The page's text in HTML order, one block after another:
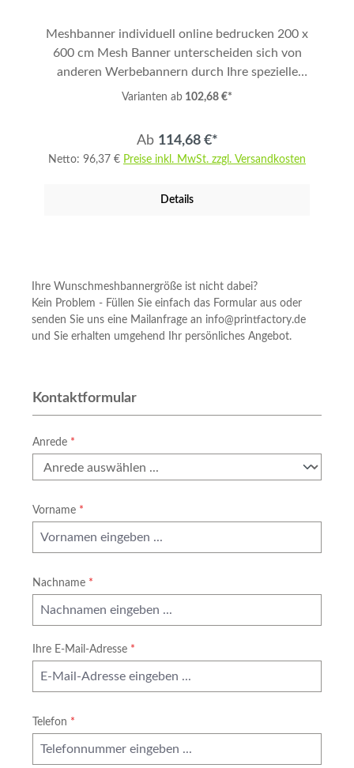
B1 Zertifizierung (schwer entflammbar) Preis
inkl. Basisdatencheck Mehrere Motive und
Banner = Staffelpreis Konfektionierung in den
Bestelloptionen wählbar Lieferzeit in den
Meshbanner individuell online bedrucken 200 x
600 cm Mesh Banner unterscheiden sich von
anderen Werbebannern durch Ihre spezielle
winddurchlässige Lochstruktur. Das heißt, ein
vermieden. So bleibt Ihre Werbebotschaft auch
bei Wind und Wetter gut sichtbar. Die
sind endlos. Im Außenbereich zum Beispiel als
den Innenbereich, auf Messen oder im Büro, da
wir Ihr Motiv mit geruchsneutralen Latex
Farben auf die Lochgewebeplane drucken. Ideal
als lichtdurchlässiger Sichtschutz im Büro oder
200 x 500 cm ca. 360 g/qm UV-Beständig und
Wetterfest Lochbanner mit Luftdurchlässigkeit
Farben geruchsneutral 1200 DPI Fotodruck in
6C - Euroscala Garantiert 2 Jahre UV-beständig
inkl. Basisdatencheck Mehrere Motive und
Bestelloptionen wählbar Lieferzeit in den
Varianten ab 102,68 €*
Ab 114,68 €*
Netto: 96,37 € Preise inkl. MwSt. zzgl. Versandkosten
Details
Ihre Wunschmeshbannergröße ist nicht dabei?
Kein Problem - Füllen Sie einfach das Formular aus oder
senden Sie uns eine Mailanfrage an info@printfactory.de
und Sie erhalten umgehend Ihr persönliches Angebot.
Kontaktformular
Anrede *
Vorname *
Nachname *
Ihre E-Mail-Adresse *
Telefon *